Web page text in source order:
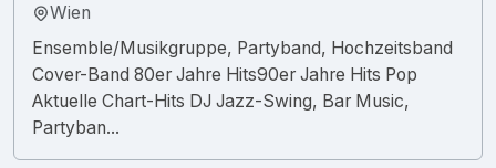
Wien
Ensemble/Musikgruppe, Partyband, Hochzeitsband
Cover-Band 80er Jahre Hits90er Jahre Hits Pop
Aktuelle Chart-Hits DJ Jazz-Swing, Bar Music,
Partyban...